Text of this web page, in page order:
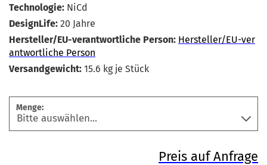
Technologie: NiCd
DesignLife: 20 Jahre
Hersteller/EU-verantwortliche Person: Hersteller/EU-ver
antwortliche Person
Versandgewicht: 15.6 kg je Stück
Menge:
Preis auf Anfrage